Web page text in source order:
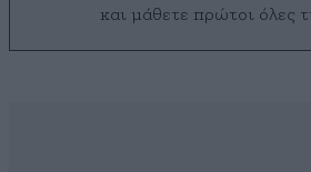
και μάθετε πρώτοι όλες